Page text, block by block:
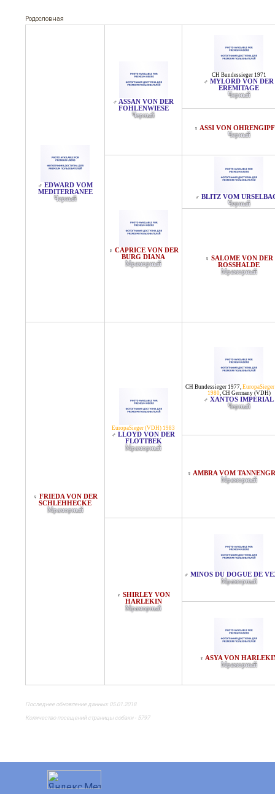
Родословная
♂ EDWARD VOM
MEDITERRANEE
Черный
♂ ASSAN VON DER
FOHLENWIESE
Черный
CH Bundessieger 1971
♂ MYLORD VON DER
EREMITAGE
Черный
♀ ASSI VON
Черный
♀ CAPRICE VON DER
BURG DIANA
Мраморный
♂ BLITZ VOM
Черный
♀ SALOME VON DER
ROSSHALDE
Мраморный
♀ FRIEDA VON DER
SCHLEHHECKE
Мраморный
EuropaSieger (VDH) 1983
♂ LLOYD VON DER
FLOTTBEK
Мраморный
CH Bundessieger 1977,
1980, CH Germany (VDH)
♂ XANTOS IMPERIAL
Черный
♀ AMBRA VOM
Мраморный
♀ SHIRLEY VON
HARLEKIN
Мраморный
♂ MINOS DU DOGUE DE
Мраморный
♀ ASYA VON
Мраморный
Последнее обновление данных 05.01.2018
Количество посещений страницы собаки - 5797